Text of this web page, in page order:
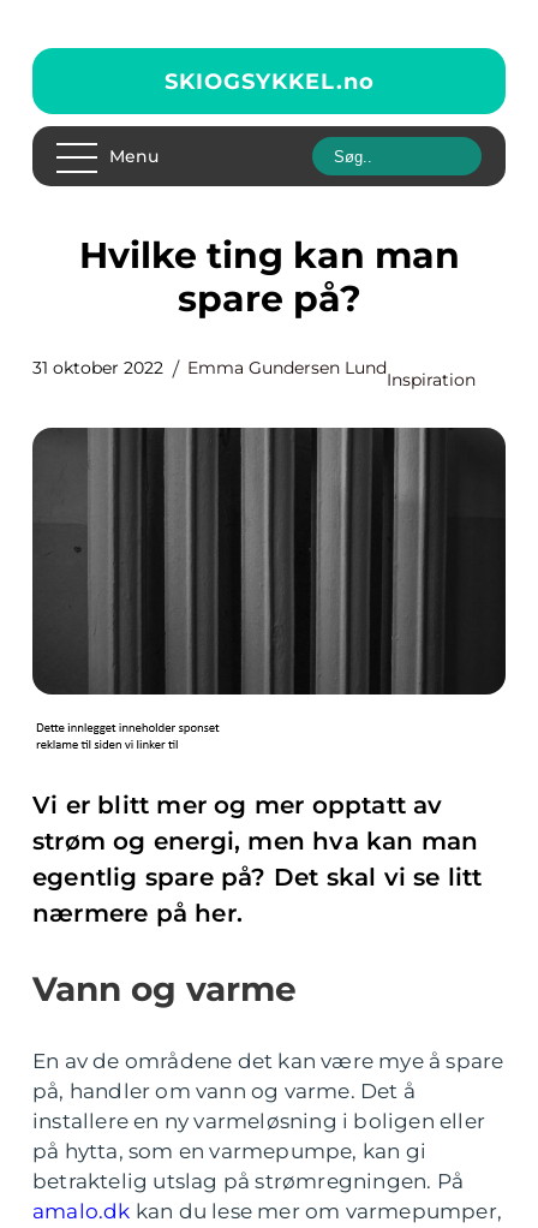
SKIOGSYKKEL.no
Menu
Hvilke ting kan man
spare på?
31 oktober 2022 Emma Gundersen Lund
Inspiration
Vi er blitt mer og mer opptatt av
strøm og energi, men hva kan man
egentlig spare på? Det skal vi se litt
nærmere på her.
Vann og varme
En av de områdene det kan være mye å spare
på, handler om vann og varme. Det å
installere en ny varmeløsning i boligen eller
på hytta, som en varmepumpe, kan gi
betraktelig utslag på strømregningen. På
amalo.dk kan du lese mer om varmepumper,